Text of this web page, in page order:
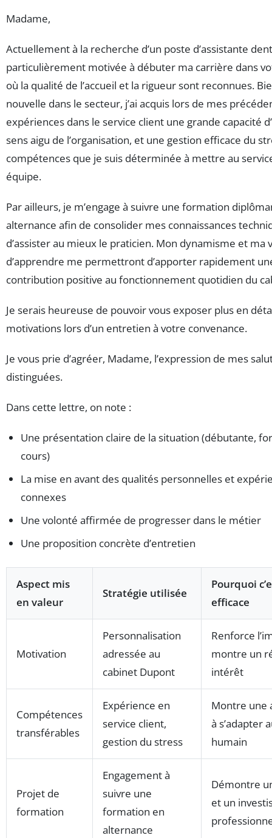
Madame,
Actuellement à la recherche d’un poste d’assistante
particulièrement motivée à débuter ma carrière dans
où la qualité de l’accueil et la rigueur sont reconnues.
nouvelle dans le secteur, j’ai acquis lors de mes
expériences dans le service client une grande capacité
sens aigu de l’organisation, et une gestion efficace du
compétences que je suis déterminée à mettre au
équipe.
Par ailleurs, je m’engage à suivre une formation
alternance afin de consolider mes connaissances
d’assister au mieux le praticien. Mon dynamisme et ma
d’apprendre me permettront d’apporter rapidement
contribution positive au fonctionnement quotidien du
Je serais heureuse de pouvoir vous exposer plus en
motivations lors d’un entretien à votre convenance.
Je vous prie d’agréer, Madame, l’expression de mes
distinguées.
Dans cette lettre, on note :
Une présentation claire de la situation (débutante,
cours)
La mise en avant des qualités personnelles et
connexes
Une volonté affirmée de progresser dans le métier
Une proposition concrète d’entretien
Aspect mis
en valeur
Stratégie utilisée
Pourquoi
efficace
Motivation
Personnalisation
adressée au
cabinet Dupont
Renforce
montre un
intérêt
Compétences
transférables
Expérience en
service client,
gestion du stress
Montre une
à s’adapter
humain
Projet de
formation
Engagement à
suivre une
formation en
alternance
Démontre
et un